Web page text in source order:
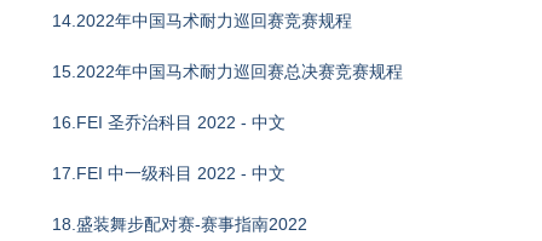
14.2022年中国马术耐力巡回赛竞赛规程
15.2022年中国马术耐力巡回赛总决赛竞赛规程
16.FEI 圣乔治科目 2022 - 中文
17.FEI 中一级科目 2022 - 中文
18.盛装舞步配对赛-赛事指南2022